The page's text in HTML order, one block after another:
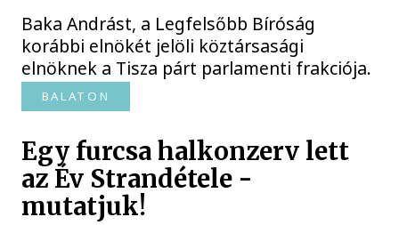
Baka Andrást, a Legfelsőbb Bíróság
korábbi elnökét jelöli köztársasági
elnöknek a Tisza párt parlamenti frakciója.
BALATON
Egy furcsa halkonzerv lett
az Év Strandétele -
mutatjuk!